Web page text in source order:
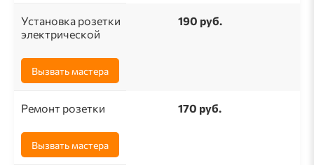
Установка розетки
электрической
190 pуб.
Вызвать мастера
Ремонт розетки 170 pуб.
Вызвать мастера